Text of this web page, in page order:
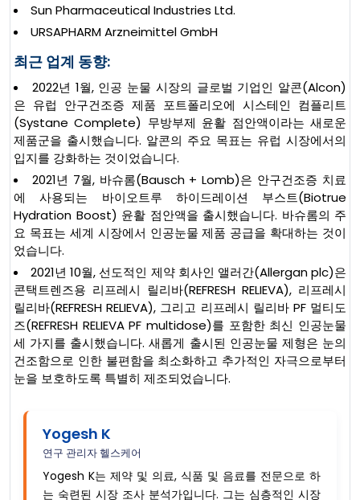
Sun Pharmaceutical Industries Ltd.
URSAPHARM Arzneimittel GmbH
최근 업계 동향:
2022년 1월, 인공 눈물 시장의 글로벌 기업인 알콘(Alcon)
은 유럽 안구건조증 제품 포트폴리오에 시스테인 컴플리트
(Systane Complete) 무방부제 윤활 점안액이라는 새로운
제품군을 출시했습니다. 알콘의 주요 목표는 유럽 시장에서의
입지를 강화하는 것이었습니다.
2021년 7월, 바슈롬(Bausch + Lomb)은 안구건조증 치료
에 사용되는 바이오트루 하이드레이션 부스트(Biotrue
Hydration Boost) 윤활 점안액을 출시했습니다. 바슈롬의 주
요 목표는 세계 시장에서 인공눈물 제품 공급을 확대하는 것이
었습니다.
2021년 10월, 선도적인 제약 회사인 앨러간(Allergan plc)은
콘택트렌즈용 리프레시 릴리바(REFRESH RELIEVA), 리프레시
릴리바(REFRESH RELIEVA), 그리고 리프레시 릴리바 PF 멀티도
즈(REFRESH RELIEVA PF multidose)를 포함한 최신 인공눈물
세 가지를 출시했습니다. 새롭게 출시된 인공눈물 제형은 눈의
건조함으로 인한 불편함을 최소화하고 추가적인 자극으로부터
눈을 보호하도록 특별히 제조되었습니다.
Yogesh K
연구 관리자 헬스케어
Yogesh K는 제약 및 의료, 식품 및 음료를 전문으로 하
는 숙련된 시장 조사 분석가입니다. 그는 심층적인 시장